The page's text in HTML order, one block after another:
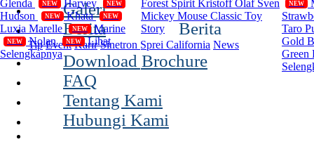
Galeri
Glenda NEW Harvey NEW
Hudson NEW Khata NEW
Luxia Marelle NEW Marine
NEW Nolan NEW
Lihat
Selengkapnya
Forest Spirit Kristoff Olaf Sven
Mickey Mouse Classic Toy
Story
NEW
Taro
Gold
Green
Berita Berita
Tip Event Karir Sinetron Sprei California News
Download Brochure
FAQ
Tentang Kami
Hubungi Kami